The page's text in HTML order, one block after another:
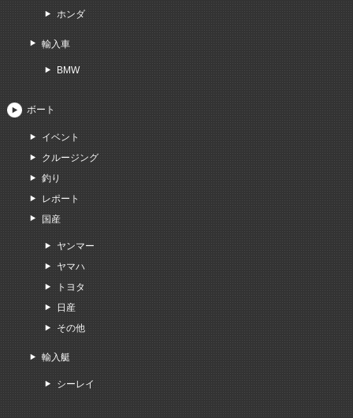
ホンダ
輸入車
BMW
ボート
イベント
クルージング
釣り
レポート
国産
ヤンマー
ヤマハ
トヨタ
日産
その他
輸入艇
シーレイ